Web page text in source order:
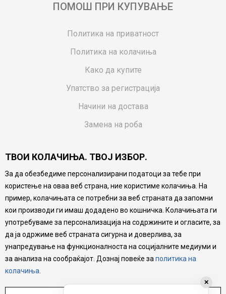
ПОМОШ ПРИ КУПУВАЊЕ
Политика на приватност
Политика на колачиња
Како да купите
Упатство за регистрација
Начини на достава
Замена на роба
Ваучери
Product Finder
FAQs
Настојуваме да бидеме што попрецизни во описот на
производите, прикажување на слики и цени, но не
можеме да гарантираме дека сите информации се
комплетни и без грешка. Сите производи се дел од
нашата понуда, но не се подразбира дека мора да се
достапни во секој момент.
ТВОИ КОЛАЧИЊА. ТВОЈ ИЗБОР.
За да обезбедиме персонализирани податоци за тебе при
користење на оваа веб страна, ние користиме колачиња. На
пример, колачињата се потребни за веб страната да запомни
кои производи ги имаш додадено во кошничка. Колачињата ги
употребуваме за персонализација на содржините и огласите, за
да ја одржиме веб страната сигурна и доверлива, за
унапредување на функционалноста на социјалните медиуми и
за анализа на сообраќајот. Дознај повеќе за политика на
колачиња
✕